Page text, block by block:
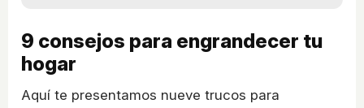
9 consejos para engrandecer tu
hogar
Aquí te presentamos nueve trucos para